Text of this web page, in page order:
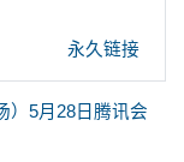
永久链接
）5月28日腾讯会